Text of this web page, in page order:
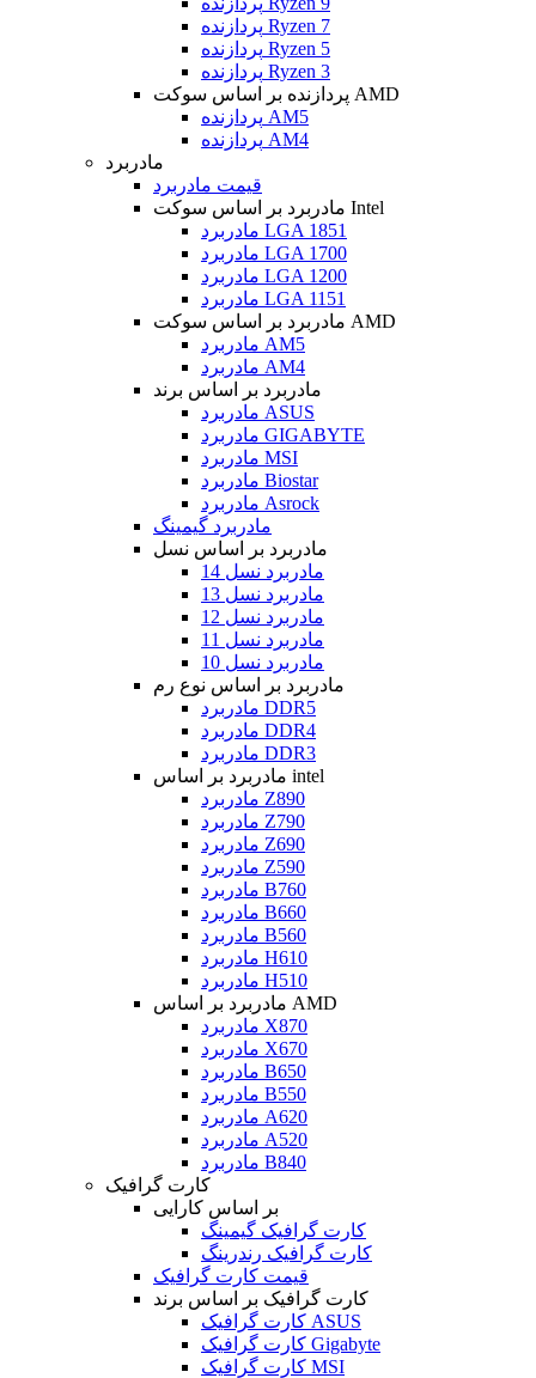
پردازنده Ryzen 7
پردازنده Ryzen 5
پردازنده Ryzen 3
پردازنده بر اساس سوکت AMD
پردازنده AM5
پردازنده AM4
مادربرد
قیمت مادربرد
مادربرد بر اساس سوکت Intel
مادربرد LGA 1851
مادربرد LGA 1700
مادربرد LGA 1200
مادربرد LGA 1151
مادربرد بر اساس سوکت AMD
مادربرد AM5
مادربرد AM4
مادربرد بر اساس برند
مادربرد ASUS
مادربرد GIGABYTE
مادربرد MSI
مادربرد Biostar
مادربرد Asrock
مادربرد گیمینگ
مادربرد بر اساس نسل
مادربرد نسل 14
مادربرد نسل 13
مادربرد نسل 12
مادربرد نسل 11
مادربرد نسل 10
مادربرد بر اساس نوع رم
مادربرد DDR5
مادربرد DDR4
مادربرد DDR3
مادربرد بر اساس intel
مادربرد Z890
مادربرد Z790
مادربرد Z690
مادربرد Z590
مادربرد B760
مادربرد B660
مادربرد B560
مادربرد H610
مادربرد H510
مادربرد بر اساس AMD
مادربرد X870
مادربرد X670
مادربرد B650
مادربرد B550
مادربرد A620
مادربرد A520
مادربرد B840
کارت گرافیک
بر اساس کارایی
کارت گرافیک گیمینگ
کارت گرافیک رندرینگ
قیمت کارت گرافیک
کارت گرافیک بر اساس برند
کارت گرافیک ASUS
کارت گرافیک Gigabyte
کارت گرافیک MSI